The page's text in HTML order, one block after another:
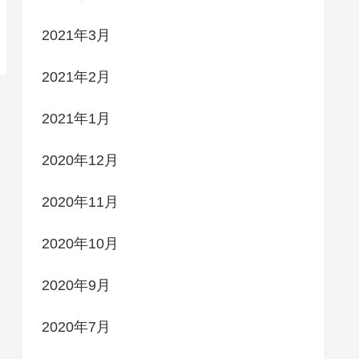
2021年3月
2021年2月
2021年1月
2020年12月
2020年11月
2020年10月
2020年9月
2020年7月